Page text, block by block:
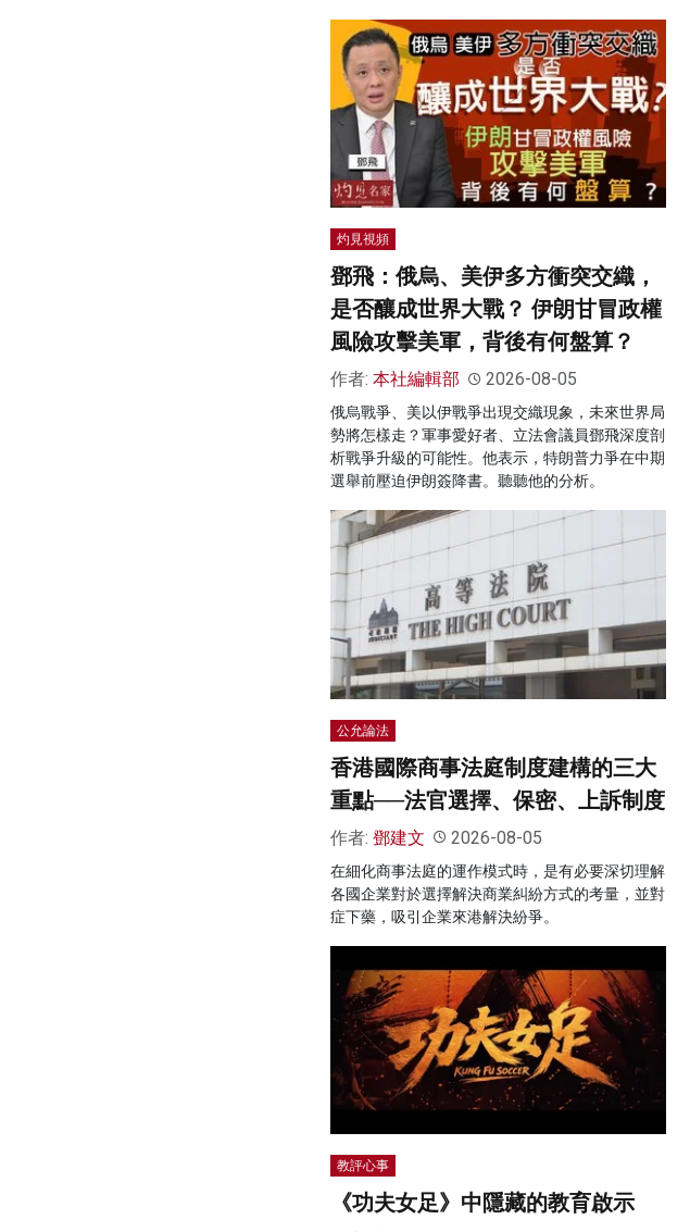
灼見視頻
鄧飛：俄烏、美伊多方衝突交織，
是否釀成世界大戰？ 伊朗甘冒政權
風險攻擊美軍，背後有何盤算？
作者: 本社編輯部 2026-08-05
俄烏戰爭、美以伊戰爭出現交織現象，未來世界局
勢將怎樣走？軍事愛好者、立法會議員鄧飛深度剖
析戰爭升級的可能性。他表示，特朗普力爭在中期
選舉前壓迫伊朗簽降書。聽聽他的分析。
公允論法
香港國際商事法庭制度建構的三大
重點──法官選擇、保密、上訴制度
作者: 鄧建文 2026-08-05
在細化商事法庭的運作模式時，是有必要深切理解
各國企業對於選擇解決商業糾紛方式的考量，並對
症下藥，吸引企業來港解決紛爭。
教評心事
《功夫女足》中隱藏的教育啟示